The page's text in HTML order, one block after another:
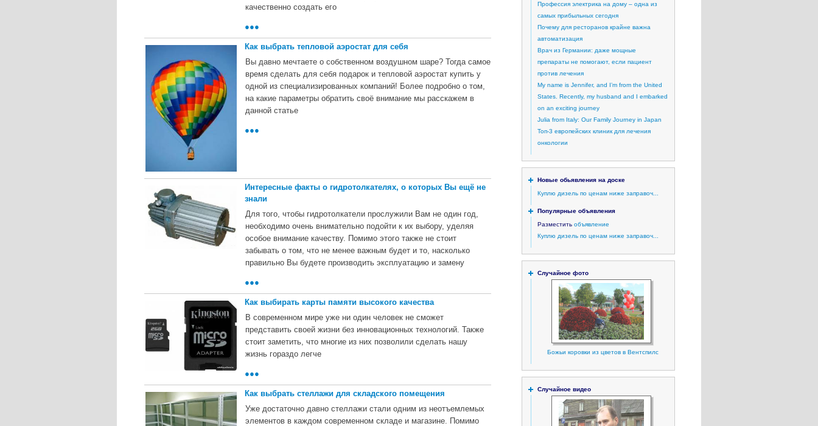
качественно создать его
●●●
Как выбрать тепловой аэростат для себя
Вы давно мечтаете о собственном воздушном шаре? Тогда самое
время сделать для себя подарок и тепловой аэростат купить у
одной из специализированных компаний! Более подробно о том,
на какие параметры обратить своё внимание мы расскажем в
данной статье
●●●
Интересные факты о гидротолкателях, о которых Вы ещё не
знали
Для того, чтобы гидротолкатели прослужили Вам не один год,
необходимо очень внимательно подойти к их выбору, уделяя
особое внимание качеству. Помимо этого также не стоит
забывать о том, что не менее важным будет и то, насколько
правильно Вы будете производить эксплуатацию и замену
●●●
Как выбирать карты памяти высокого качества
В современном мире уже ни один человек не сможет
представить своей жизни без инновационных технологий. Также
стоит заметить, что многие из них позволили сделать нашу
жизнь гораздо легче
●●●
Как выбрать стеллажи для складского помещения
Уже достаточно давно стеллажи стали одним из неотъемлемых
элементов в каждом современном складе и магазине. Помимо
Профессия электрика на дому – одна из
самых прибыльных сегодня
Почему для ресторанов крайне важна
автоматизация
Врач из Германии: даже мощные
препараты не помогают, если пациент
против лечения
My name is Jennifer, and I’m from the United
States. Recently, my husband and I embarked
on an exciting journey
Julia from Italy: Our Family Journey in Japan
Топ-3 европейских клиник для лечения
онкологии
Новые обьявления на доске
Куплю дизель по ценам ниже заправоч...
Популярные объявления
Разместить объявление
Куплю дизель по ценам ниже заправоч...
Случайное фото
Божьи коровки из цветов в Вентспилс
Случайное видео